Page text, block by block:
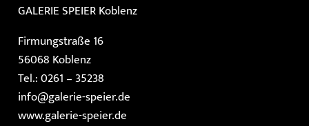
GALERIE SPEIERKoblenz
Firmungstraße 16
56068 Koblenz
Tel.: 0261 – 35238
info@galerie-speier.de
www.galerie-speier.de